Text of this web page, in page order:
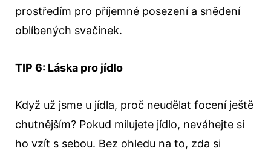
prostředím pro příjemné posezení a snědení
oblíbených svačinek.
TIP 6: Láska pro jídlo
Když už jsme u jídla, proč neudělat focení ještě
chutnějším? Pokud milujete jídlo, neváhejte si
ho vzít s sebou. Bez ohledu na to, zda si